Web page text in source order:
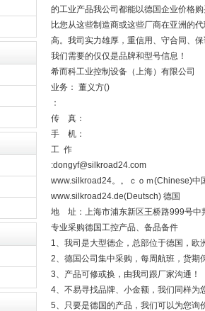
的工业产品我公司都能以德国企业价格
比您从这些制造商或这些厂商在亚洲的
高。我司实力雄厚，重信用、守合同、
我们需要的仅仅是品牌和型号信息！
希而科工业控制设备（上海）有限公司
业务： 董义方()
：
传 真：
手 机：
工 作
:dongyf@silkroad24.com
www.silkroad24。。ｃｏｍ(Chinese)中
www.silkroad24.de(Deutsch) 德国
地 址：上海市浦东新区王桥路999号中
专业采购德国工控产品、备品备件
1、我司是大型德企，总部位于德国，
2、德国公司集中采购，每周航班，货期
3、产品可修或换，由我司跟厂家沟通！
4、不易寻找品牌、小金额，我们同样为
5、只要是德国的产品，我们可以为您询